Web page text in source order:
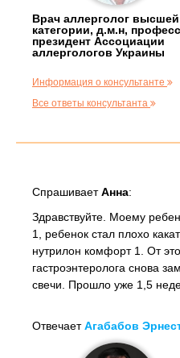
Врач аллерголог высшей
категории, д.м.н,
президент Ассоциации
аллергологов Украины
Информация о консультанте
Все ответы консультанта
СпрашиваетАнна:
Здравствуйте. Моему
1, ребенок стал плохо
нутрилон комфорт 1. От
гастроэнтеролога снова
свечи. Прошло уже 1,5
ОтвечаетАгабабов